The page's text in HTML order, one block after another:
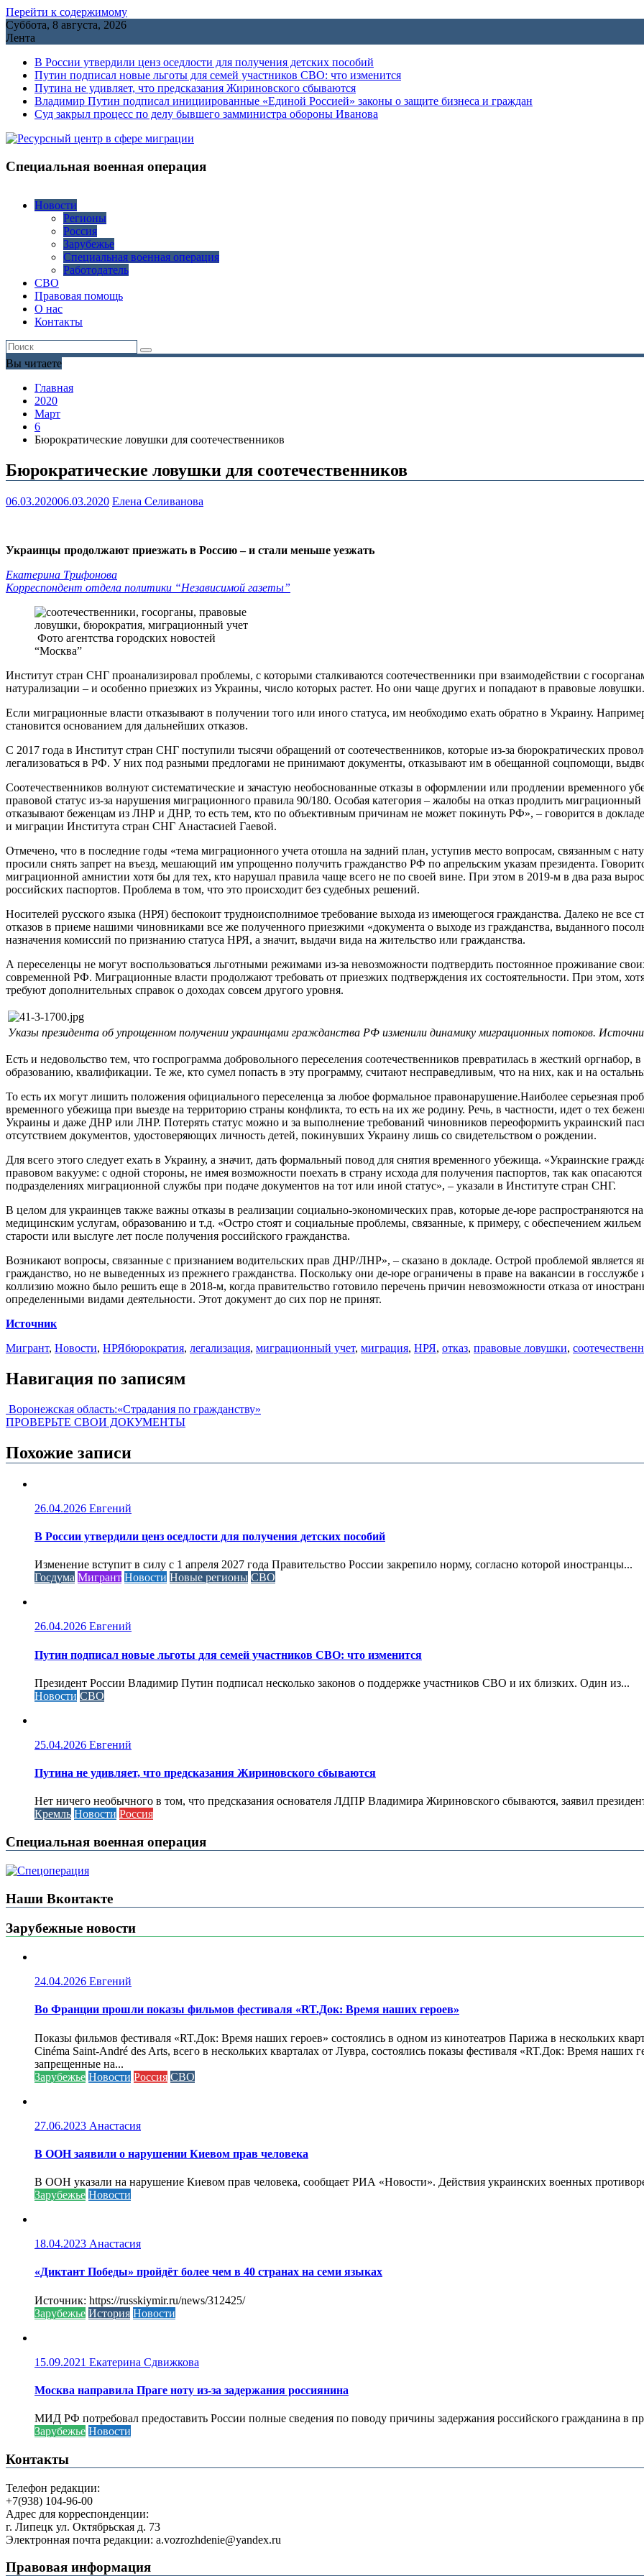
Перейти к содержимому
Суббота, 8 августа, 2026
Лента
В России утвердили ценз оседлости для получения детских пособий
Путин подписал новые льготы для семей участников СВО: что изменится
Путина не удивляет, что предсказания Жириновского сбываются
Владимир Путин подписал инициированные «Единой Россией» законы о защите бизнеса и граждан
Cуд закрыл процесс по делу бывшего замминистра обороны Иванова
Специальная военная операция
Новости
Регионы
Россия
Зарубежье
Специальная военная операция
Работодатель
СВО
Правовая помощь
О нас
Контакты
Вы читаете
Главная
2020
Март
6
Бюрократические ловушки для соотечественников
Бюрократические ловушки для соотечественников
06.03.202006.03.2020 Елена Селиванова
Украинцы продолжают приезжать в Россию – и стали меньше уезжать
Екатерина Трифонова
Корреспондент отдела политики “Независимой газеты”
Фото агентства городских новостей
“Москва”
Институт стран СНГ проанализировал проблемы, с которыми сталкиваются соотечественники при взаимодействии с
натурализации – и особенно приезжих из Украины, число которых растет. Но они чаще других и попадают в правовые ловушки.
Если миграционные власти отказывают в получении того или иного статуса, им необходимо ехать обратно в Украину.
становится основанием для дальнейших отказов.
С 2017 года в Институт стран СНГ поступили тысячи обращений от соотечественников, которые из-за бюрократических
легализоваться в РФ. У них под разными предлогами не принимают документы, отказывают им в обещанной соцпомощи,
Соотечественников волнуют систематические и зачастую необоснованные отказы в оформлении или продлении временного
правовой статус из-за нарушения миграционного правила 90/180. Особая категория – жалобы на отказ продлить
отказывают беженцам из ЛНР и ДНР, то есть тем, кто по объективным причинам не может покинуть РФ», – говорится в
и миграции Института стран СНГ Анастасией Гаевой.
Отмечено, что в последние годы «тема миграционного учета отошла на задний план, уступив место вопросам, связанным с
просили снять запрет на въезд, мешающий им упрощенно получить гражданство РФ по апрельским указам президента.
миграционной амнистии хотя бы для тех, кто нарушал правила чаще всего не по своей вине. При этом в 2019-м в два раза
российских паспортов. Проблема в том, что это происходит без судебных решений.
Носителей русского языка (НРЯ) беспокоит трудноисполнимое требование выхода из имеющегося гражданства. Далеко не все
отказов в приеме нашими чиновниками все же полученного приезжими «документа о выходе из гражданства, выданного
назначения комиссий по признанию статуса НРЯ, а значит, выдачи вида на жительство или гражданства.
А переселенцы не могут воспользоваться льготными режимами из-за невозможности подтвердить постоянное проживание
современной РФ. Миграционные власти продолжают требовать от приезжих подтверждения их состоятельности. При этом,
требуют дополнительных справок о доходах совсем другого уровня.
Указы президента об упрощенном получении украинцами гражданства РФ изменили динамику миграционных потоков.
Есть и недовольство тем, что госпрограмма добровольного переселения соотечественников превратилась в жесткий оргнабор,
образованию, квалификации. Те же, кто сумел попасть в эту программу, считают несправедливым, что на них, как и на
То есть их могут лишить положения официального переселенца за любое формальное правонарушение.Наиболее серьезная
временного убежища при выезде на территорию страны конфликта, то есть на их же родину. Речь, в частности, идет о тех
Украины и даже ДНР или ЛНР. Потерять статус можно и за выполнение требований чиновников переоформить украинский
отсутствием документов, удостоверяющих личность детей, покинувших Украину лишь со свидетельством о рождении.
Для всего этого следует ехать в Украину, а значит, дать формальный повод для снятия временного убежища. «Украинские
правовом вакууме: с одной стороны, не имея возможности поехать в страну исхода для получения паспортов, так как
подразделениях миграционной службы при подаче документов на тот или иной статус», – указали в Институте стран СНГ.
В целом для украинцев также важны отказы в реализации социально-экономических прав, которые де-юре распространяются
медицинским услугам, образованию и т.д. «Остро стоят и социальные проблемы, связанные, к примеру, с обеспечением
старости или выслуге лет после получения российского гражданства.
Возникают вопросы, связанные с признанием водительских прав ДНР/ЛНР», – сказано в докладе. Острой проблемой является
гражданство, но не выведенных из прежнего гражданства. Поскольку они де-юре ограничены в праве на вакансии в
коллизию можно было решить еще в 2018-м, когда правительство готовило перечень причин невозможности отказа от
определенными видами деятельности. Этот документ до сих пор не принят.
Источник
Мигрант, Новости, НРЯбюрократия, легализация, миграционный учет, миграция, НРЯ, отказ, правовые ловушки,
Навигация по записям
Воронежская область:«Страдания по гражданству»
ПРОВЕРЬТЕ СВОИ ДОКУМЕНТЫ
Похожие записи
26.04.2026 Евгений
В России утвердили ценз оседлости для получения детских пособий
Изменение вступит в силу с 1 апреля 2027 года Правительство России закрепило норму, согласно которой иностранцы...
Госдума Мигрант Новости Новые регионы СВО
26.04.2026 Евгений
Путин подписал новые льготы для семей участников СВО: что изменится
Президент России Владимир Путин подписал несколько законов о поддержке участников СВО и их близких. Один из...
Новости СВО
25.04.2026 Евгений
Путина не удивляет, что предсказания Жириновского сбываются
Нет ничего необычного в том, что предсказания основателя ЛДПР Владимира Жириновского сбываются, заявил
Кремль Новости Россия
Специальная военная операция
Наши Вконтакте
Зарубежные новости
24.04.2026 Евгений
Во Франции прошли показы фильмов фестиваля «RT.Док: Время наших героев»
Показы фильмов фестиваля «RT.Док: Время наших героев» состоялись в одном из кинотеатров Парижа в нескольких
Cinéma Saint-André des Arts, всего в нескольких кварталах от Лувра, состоялись показы фестиваля «RT.Док: Время
запрещенные на...
Зарубежье Новости Россия СВО
27.06.2023 Анастасия
В ООН заявили о нарушении Киевом прав человека
В ООН указали на нарушение Киевом прав человека, сообщает РИА «Новости». Действия украинских военных
Зарубежье Новости
18.04.2023 Анастасия
«Диктант Победы» пройдёт более чем в 40 странах на семи языках
Источник: https://russkiymir.ru/news/312425/
Зарубежье История Новости
15.09.2021 Екатерина Сдвижкова
Москва направила Праге ноту из-за задержания россиянина
МИД РФ потребовал предоставить России полные сведения по поводу причины задержания российского гражданина в
Зарубежье Новости
Контакты
Телефон редакции:
+7(938) 104-96-00
Адрес для корреспонденции:
г. Липецк ул. Октябрьская д. 73
Электронная почта редакции: a.vozrozhdenie@yandex.ru
Правовая информация